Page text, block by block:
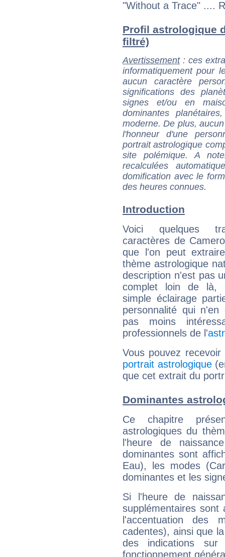
"Without a Trace" ....
Profil astrologique
filtré)
Avertissement: ces
informatiquement pour
aucun caractère
significations des
signes et/ou en
dominantes
moderne. De plus,
l'honneur d'une
portrait astrologique
site polémique. A
recalculées
domification avec le
des heures connues.
Introduction
Voici quelques
caractères de
que l'on peut
thème astrologique
description n'est pas
complet loin de là,
simple éclairage
personnalité qui n'en
pas moins
professionnels de l'
Vous pouvez
portrait astrologique
que cet extrait du
Dominantes
Ce chapitre
astrologiques du
l'heure de
dominantes sont
Eau), les modes
dominantes et les
Si l'heure de
supplémentaires sont
l'accentuation des
cadentes), ainsi que
des indications sur
fonctionnement